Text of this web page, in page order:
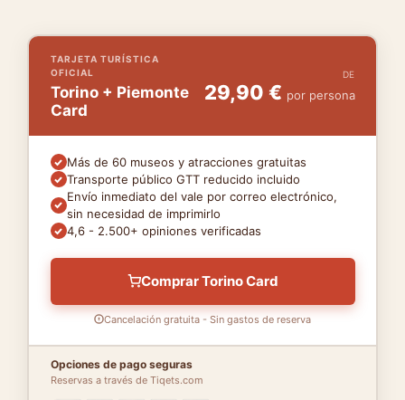
TARJETA TURÍSTICA
OFICIAL
Torino + Piemonte
Card
DE
29,90 € por persona
Más de 60 museos y atracciones gratuitas
Transporte público GTT reducido incluido
Envío inmediato del vale por correo electrónico,
sin necesidad de imprimirlo
4,6 - 2.500+ opiniones verificadas
Comprar Torino Card
Cancelación gratuita - Sin gastos de reserva
Opciones de pago seguras
Reservas a través de Tiqets.com